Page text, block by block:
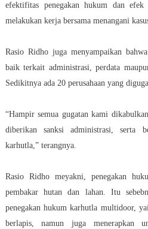
efektifitas penegakan hukum dan
melakukan kerja bersama menangani
Rasio Ridho juga menyampaikan
baik terkait administrasi, perdata
Sedikitnya ada 20 perusahaan yang
“Hampir semua gugatan kami
diberikan sanksi administrasi, serta
karhutla,” terangnya.
Rasio Ridho meyakni, penegakan
pembakar hutan dan lahan. Itu
penegakan hukum karhutla multidoor,
berlapis, namun juga menerapkan